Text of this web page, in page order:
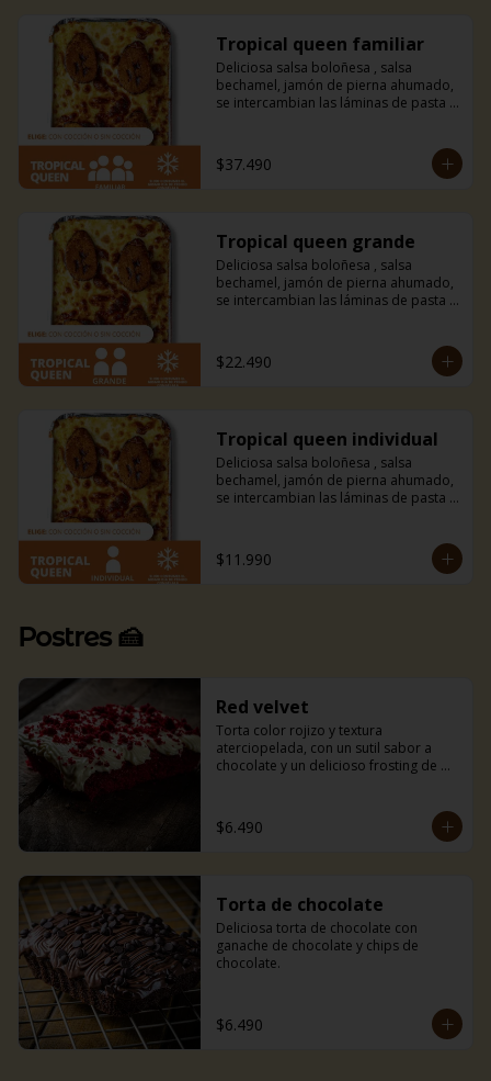
Tropical queen familiar
Deliciosa salsa boloñesa , salsa
bechamel, jamón de pierna ahumado,
se intercambian las láminas de pasta
Amarás esta combinación entre dulce
y salado con un toque tropical.
$37.490
Tropical queen grande
Deliciosa salsa boloñesa , salsa
bechamel, jamón de pierna ahumado,
se intercambian las láminas de pasta
Amarás esta combinación entre dulce
y salado con un toque tropical.
$22.490
Tropical queen individual
Deliciosa salsa boloñesa , salsa
bechamel, jamón de pierna ahumado,
se intercambian las láminas de pasta
Amarás esta combinación entre dulce
y salado con un toque tropical.
$11.990
Postres 🍰
Red velvet
Torta color rojizo y textura
aterciopelada, con un sutil sabor a
chocolate y un delicioso frosting de
$6.490
Torta de chocolate
Deliciosa torta de chocolate con
ganache de chocolate y chips de
chocolate.
$6.490